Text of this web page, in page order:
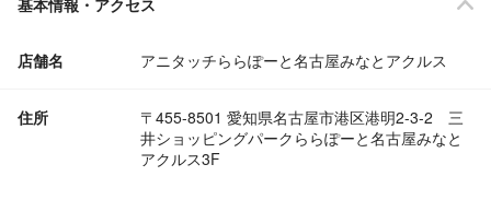
基本情報・アクセス
店舗名 アニタッチららぽーと名古屋みなとアクルス
住所
〒455-8501 愛知県名古屋市港区港明2-3-2 三
井ショッピングパークららぽーと名古屋みなと
アクルス3F